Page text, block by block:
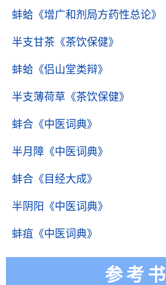
蚌蛤 《增广和剂局方药性总论》
半支甘茶 《茶饮保健》
蚌蛤 《侣山堂类辩》
半支薄荷草 《茶饮保健》
蚌合 《中医词典》
半月障 《中医词典》
蚌合 《目经大成》
半阴阳 《中医词典》
蚌疽 《中医词典》
参考书